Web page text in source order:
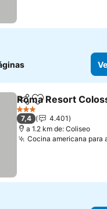
CompartirAgregar a
Roma Resort
3 Estrellas
7,4
4.401
a 1.2 km de: Coliseo
Cocina americana para